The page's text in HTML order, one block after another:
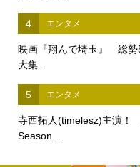
4 エンタメ
映画『翔んで埼玉』 総勢
大集...
5 エンタメ
寺西拓人(timelesz)主演！
Season...